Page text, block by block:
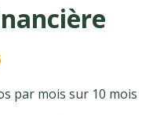
par mois sur 10 mois